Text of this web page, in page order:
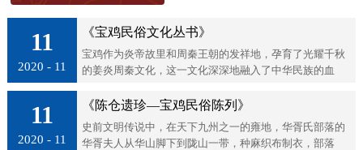
11
2020 - 11
《宝鸡民俗文化丛书》
宝鸡作为炎帝故里和周秦王朝的发祥地，孕育了光耀千秋
的姜炎周秦文化，这一文化深深地融入了中华民族的血
化丛书》正是姜炎周秦文化的“民间...
11
2020 - 11
《陈仓遗珍—宝鸡民俗陈列》
史前文明传说中，在天下九州之一的雍地，华胥氏部落的
华胥夫人从华山脚下到陇山一带，种麻织布制衣，部落